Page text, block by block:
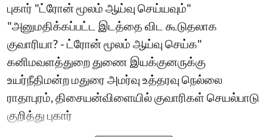
புகார் "ட்ரோன் மூலம் ஆய்வு செய்யவும்"
"அனுமதிக்கப்பட்ட இடத்தை விட கூடுதலாக
குவாரியா? - ட்ரோன் மூலம் ஆய்வு செய்க"
கனிமவளத்துறை துணை இயக்குனருக்கு
உயர்நீதிமன்ற மதுரை அமர்வு உத்தரவு நெல்லை
ராதாபுரம், திசையன்விளையில் குவாரிகள் செயல்பாடு
குறித்து புகார்